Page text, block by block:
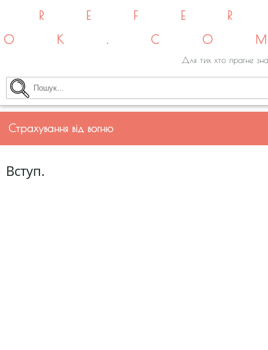
Для тих хто прагне
Страхування від вогню
Вступ.